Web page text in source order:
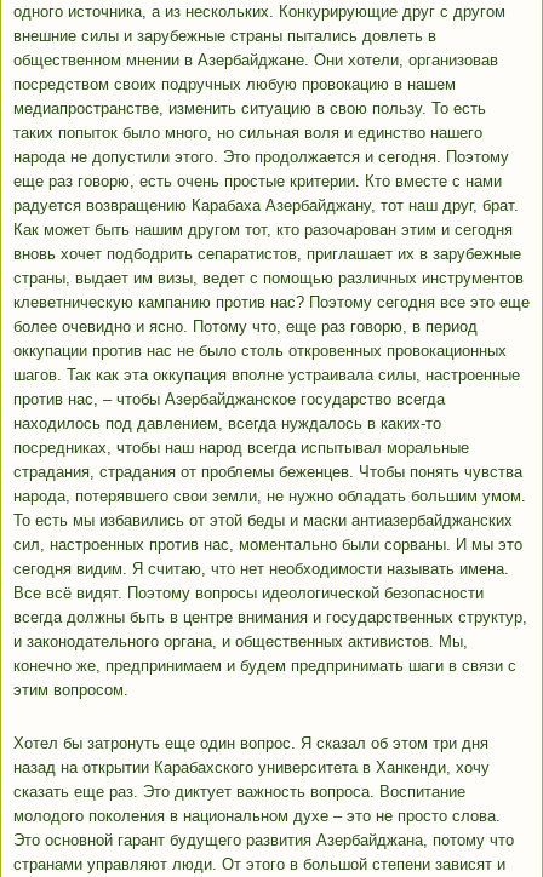
одного источника, а из нескольких. Конкурирующие друг с другом
внешние силы и зарубежные страны пытались довлеть в
общественном мнении в Азербайджане. Они хотели, организовав
посредством своих подручных любую провокацию в нашем
медиапространстве, изменить ситуацию в свою пользу. То есть
таких попыток было много, но сильная воля и единство нашего
народа не допустили этого. Это продолжается и сегодня. Поэтому
еще раз говорю, есть очень простые критерии. Кто вместе с нами
радуется возвращению Карабаха Азербайджану, тот наш друг, брат.
Как может быть нашим другом тот, кто разочарован этим и сегодня
вновь хочет подбодрить сепаратистов, приглашает их в зарубежные
страны, выдает им визы, ведет с помощью различных инструментов
клеветническую кампанию против нас? Поэтому сегодня все это еще
более очевидно и ясно. Потому что, еще раз говорю, в период
оккупации против нас не было столь откровенных провокационных
шагов. Так как эта оккупация вполне устраивала силы, настроенные
против нас, – чтобы Азербайджанское государство всегда
находилось под давлением, всегда нуждалось в каких-то
посредниках, чтобы наш народ всегда испытывал моральные
страдания, страдания от проблемы беженцев. Чтобы понять чувства
народа, потерявшего свои земли, не нужно обладать большим умом.
То есть мы избавились от этой беды и маски антиазербайджанских
сил, настроенных против нас, моментально были сорваны. И мы это
сегодня видим. Я считаю, что нет необходимости называть имена.
Все всё видят. Поэтому вопросы идеологической безопасности
всегда должны быть в центре внимания и государственных структур,
и законодательного органа, и общественных активистов. Мы,
конечно же, предпринимаем и будем предпринимать шаги в связи с
этим вопросом.
Хотел бы затронуть еще один вопрос. Я сказал об этом три дня
назад на открытии Карабахского университета в Ханкенди, хочу
сказать еще раз. Это диктует важность вопроса. Воспитание
молодого поколения в национальном духе – это не просто слова.
Это основной гарант будущего развития Азербайджана, потому что
странами управляют люди. От этого в большой степени зависят и